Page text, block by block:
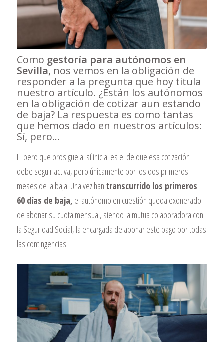
Como gestoría para autónomos en
Sevilla, nos vemos en la obligación de
responder a la pregunta que hoy titula
nuestro artículo. ¿Están los autónomos
en la obligación de cotizar aun estando
de baja? La respuesta es como tantas
que hemos dado en nuestros artículos:
Sí, pero…
El pero que prosigue al sí inicial es el de que esa cotización
debe seguir activa, pero únicamente por los dos primeros
meses de la baja. Una vez han transcurrido los primeros
60 días de baja, el autónomo en cuestión queda exonerado
de abonar su cuota mensual, siendo la mutua colaboradora con
la Seguridad Social, la encargada de abonar este pago por todas
las contingencias.